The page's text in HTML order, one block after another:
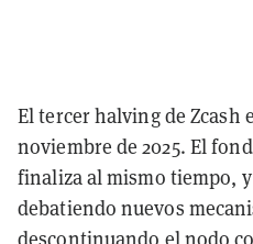
El tercer halving de Zcash
noviembre de 2025. El
finaliza al mismo tiempo,
debatiendo nuevos